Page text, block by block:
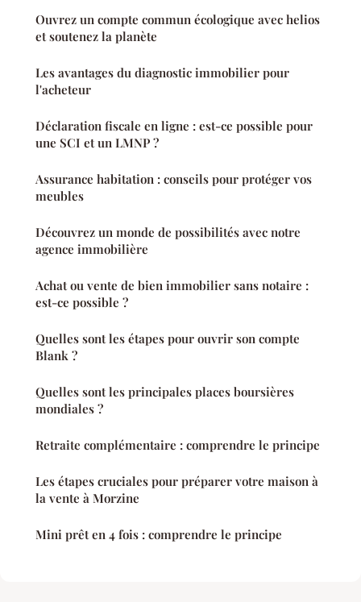
Ouvrez un compte commun écologique avec helios
et soutenez la planète
Les avantages du diagnostic immobilier pour
l'acheteur
Déclaration fiscale en ligne : est-ce possible pour
une SCI et un LMNP ?
Assurance habitation : conseils pour protéger vos
meubles
Découvrez un monde de possibilités avec notre
agence immobilière
Achat ou vente de bien immobilier sans notaire :
est-ce possible ?
Quelles sont les étapes pour ouvrir son compte
Blank ?
Quelles sont les principales places boursières
mondiales ?
Retraite complémentaire : comprendre le principe
Les étapes cruciales pour préparer votre maison à
la vente à Morzine
Mini prêt en 4 fois : comprendre le principe